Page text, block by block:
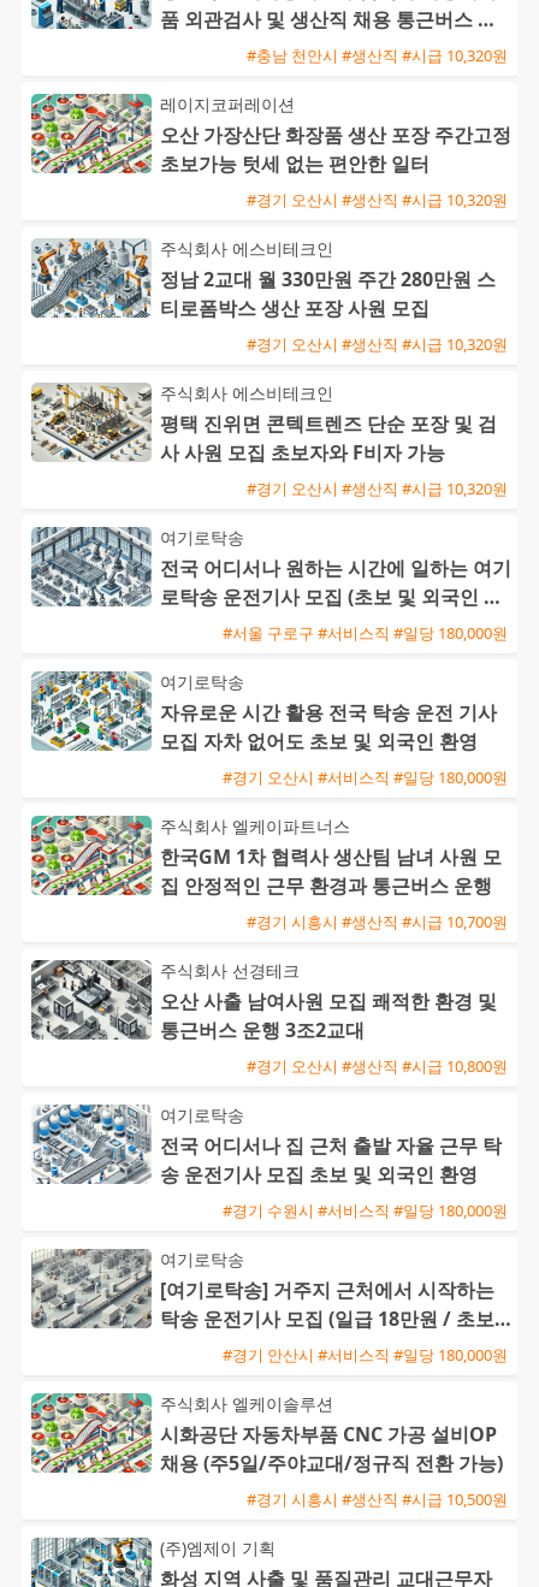
품 외관검사 및 생산직 채용 통근버스 운
#충남 천안시 #생산직 #시급 10,320원
레이지코퍼레이션
오산 가장산단 화장품 생산 포장 주간고정
초보가능 텃세 없는 편안한 일터
#경기 오산시 #생산직 #시급 10,320원
주식회사 에스비테크인
정남 2교대 월 330만원 주간 280만원 스
티로폼박스 생산 포장 사원 모집
#경기 오산시 #생산직 #시급 10,320원
주식회사 에스비테크인
평택 진위면 콘텍트렌즈 단순 포장 및 검
사 사원 모집 초보자와 F비자 가능
#경기 오산시 #생산직 #시급 10,320원
여기로탁송
전국 어디서나 원하는 시간에 일하는 여기
로탁송 운전기사 모집 (초보 및 외국인 환
#서울 구로구 #서비스직 #일당 180,000원
여기로탁송
자유로운 시간 활용 전국 탁송 운전 기사
모집 자차 없어도 초보 및 외국인 환영
#경기 오산시 #서비스직 #일당 180,000원
주식회사 엘케이파트너스
한국GM 1차 협력사 생산팀 남녀 사원 모
집 안정적인 근무 환경과 통근버스 운행
#경기 시흥시 #생산직 #시급 10,700원
주식회사 선경테크
오산 사출 남여사원 모집 쾌적한 환경 및
통근버스 운행 3조2교대
#경기 오산시 #생산직 #시급 10,800원
여기로탁송
전국 어디서나 집 근처 출발 자율 근무 탁
송 운전기사 모집 초보 및 외국인 환영
#경기 수원시 #서비스직 #일당 180,000원
여기로탁송
[여기로탁송] 거주지 근처에서 시작하는
탁송 운전기사 모집 (일급 18만원 / 초보
및 외국인 가능)
#경기 안산시 #서비스직 #일당 180,000원
주식회사 엘케이솔루션
시화공단 자동차부품 CNC 가공 설비OP
채용 (주5일/주야교대/정규직 전환 가능)
#경기 시흥시 #생산직 #시급 10,500원
(주)엠제이 기획
화성 지역 사출 및 품질관리 교대근무자